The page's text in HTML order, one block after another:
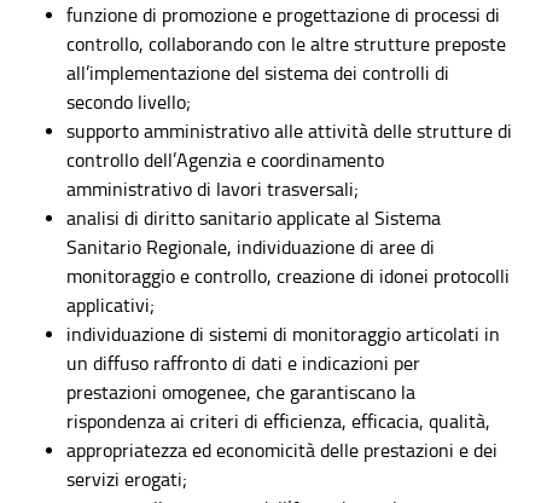
funzione di promozione e progettazione di processi di
controllo, collaborando con le altre strutture preposte
all’implementazione del sistema dei controlli di
secondo livello;
supporto amministrativo alle attività delle strutture di
controllo dell’Agenzia e coordinamento
amministrativo di lavori trasversali;
analisi di diritto sanitario applicate al Sistema
Sanitario Regionale, individuazione di aree di
monitoraggio e controllo, creazione di idonei protocolli
applicativi;
individuazione di sistemi di monitoraggio articolati in
un diffuso raffronto di dati e indicazioni per
prestazioni omogenee, che garantiscano la
rispondenza ai criteri di efficienza, efficacia, qualità,
appropriatezza ed economicità delle prestazioni e dei
servizi erogati;